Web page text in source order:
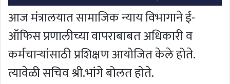
आज मंत्रालयात सामाजिक न्याय विभागाने ई-
ऑफिस प्रणालीच्या वापराबाबत अधिकारी व
कर्मचाऱ्यांसाठी प्रशिक्षण आयोजित केले होते.
त्यावेळी सचिव श्री.भांगे बोलत होते.